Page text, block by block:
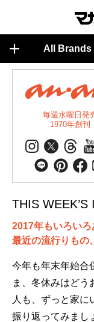
All Brands
毎週水曜日発
1970年創刊
THIS WEEK’S
2017年もいろいろ
最近の流行りもの
今年も年末年始合
ま、冬休みはど
人も、ずっと家に
振り返ってみまし